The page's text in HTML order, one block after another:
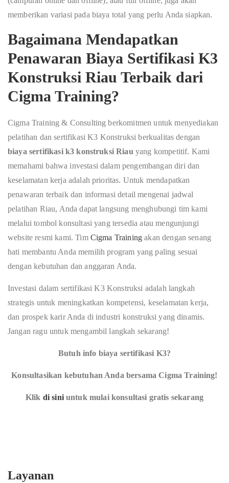
memberikan variasi pada biaya total yang perlu Anda siapkan.
Bagaimana Mendapatkan
Penawaran Biaya Sertifikasi K3
Konstruksi Riau Terbaik dari
Cigma Training?
Cigma Training & Consulting berkomitmen untuk menyediakan
pelatihan dan sertifikasi K3 Konstruksi berkualitas dengan
biaya sertifikasi k3 konstruksi Riau yang kompetitif. Kami
memahami bahwa investasi dalam pengembangan diri dan
keselamatan kerja adalah prioritas. Untuk mendapatkan
penawaran terbaik dan informasi detail mengenai jadwal
pelatihan Riau, Anda dapat langsung menghubungi tim kami
melalui tombol konsultasi yang tersedia atau mengunjungi
website resmi kami. Tim Cigma Training akan dengan senang
hati membantu Anda memilih program yang paling sesuai
dengan kebutuhan dan anggaran Anda.
Investasi dalam sertifikasi K3 Konstruksi adalah langkah
strategis untuk meningkatkan kompetensi, keselamatan kerja,
dan prospek karir Anda di industri konstruksi yang dinamis.
Jangan ragu untuk mengambil langkah sekarang!
Butuh info biaya sertifikasi K3?
Konsultasikan kebutuhan Anda bersama Cigma Training!
Klik di siniuntuk mulai konsultasi gratis sekarang
Layanan